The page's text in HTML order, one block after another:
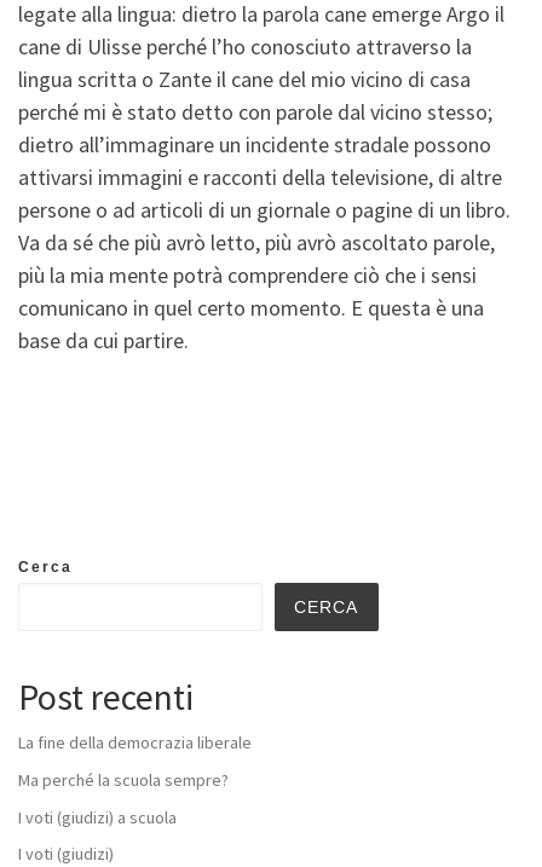
legate alla lingua: dietro la parola cane emerge Argo il
cane di Ulisse perché l’ho conosciuto attraverso la
lingua scritta o Zante il cane del mio vicino di casa
perché mi è stato detto con parole dal vicino stesso;
dietro all’immaginare un incidente stradale possono
attivarsi immagini e racconti della televisione, di altre
persone o ad articoli di un giornale o pagine di un libro.
Va da sé che più avrò letto, più avrò ascoltato parole,
più la mia mente potrà comprendere ciò che i sensi
comunicano in quel certo momento. E questa è una
base da cui partire.
Cerca
CERCA
Post recenti
La fine della democrazia liberale
Ma perché la scuola sempre?
I voti (giudizi) a scuola
I voti (giudizi)